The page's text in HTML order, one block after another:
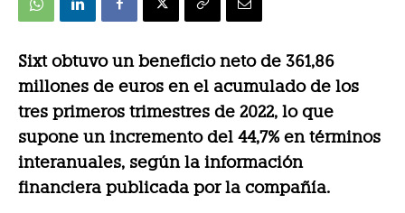
Sixt obtuvo un beneficio neto de 361,86
millones de euros en el acumulado de los
tres primeros trimestres de 2022, lo que
supone un incremento del 44,7% en términos
interanuales, según la información
financiera publicada por la compañía.